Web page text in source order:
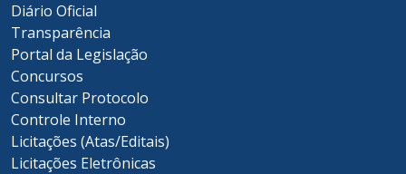
Diário Oficial
Transparência
Portal da Legislação
Concursos
Consultar Protocolo
Controle Interno
Licitações (Atas/Editais)
Licitações Eletrônicas